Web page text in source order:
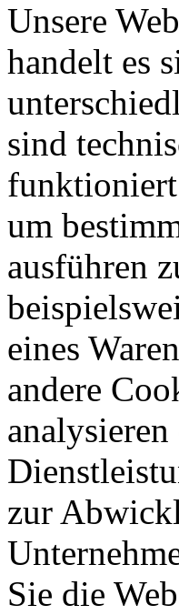
Unsere
handelt es
sind
um
ausführen
eines
andere
zur
Sie die